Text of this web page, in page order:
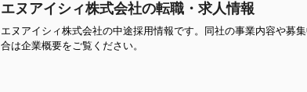
エヌアイシィ株式会社の転職・求人情報
エヌアイシィ株式会社の中途採用情報です。同社の事業内容や募
合は企業概要をご覧ください。